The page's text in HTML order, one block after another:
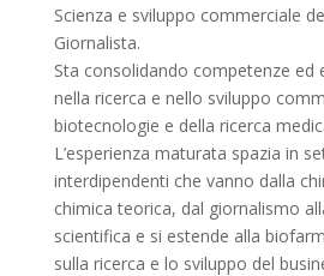
Scienza e sviluppo commerciale
Giornalista.
Sta consolidando competenze ed
nella ricerca e nello sviluppo
biotecnologie e della ricerca
L’esperienza maturata spazia in
interdipendenti che vanno dalla
chimica teorica, dal giornalismo
scientifica e si estende alla
sulla ricerca e lo sviluppo del